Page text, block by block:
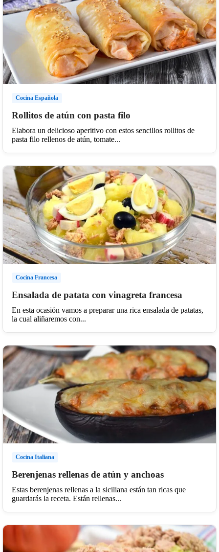
Cocina Española
Rollitos de atún con pasta filo
Elabora un delicioso aperitivo con estos sencillos rollitos de
pasta filo rellenos de atún, tomate...
Cocina Francesa
Ensalada de patata con vinagreta francesa
En esta ocasión vamos a preparar una rica ensalada de patatas,
la cual aliñaremos con...
Cocina Italiana
Berenjenas rellenas de atún y anchoas
Estas berenjenas rellenas a la siciliana están tan ricas que
guardarás la receta. Están rellenas...